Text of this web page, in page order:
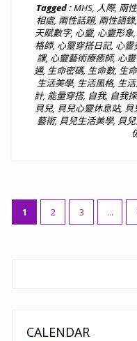
Tagged :MHS, 人際, 兩性
相處, 兩性話題, 兩性語錄,
天賦數字, 心靈, 心靈形象,
格師, 心靈穿搭日記, 心靈
課, 心靈藝術療癒師, 心
通, 生命密碼, 生命數, 生
生活美學, 生活風格, 生
計, 能量穿搭, 自我, 自我
貝兒, 貝兒心靈休息站, 貝
藝術, 貝兒生活美學, 貝
文
章
1 2 3 ...
CALENDAR